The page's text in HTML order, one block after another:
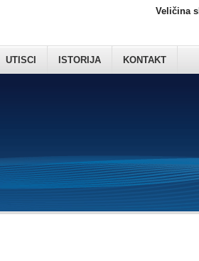
UTISCI ISTORIJA KONTAKT
Veličina